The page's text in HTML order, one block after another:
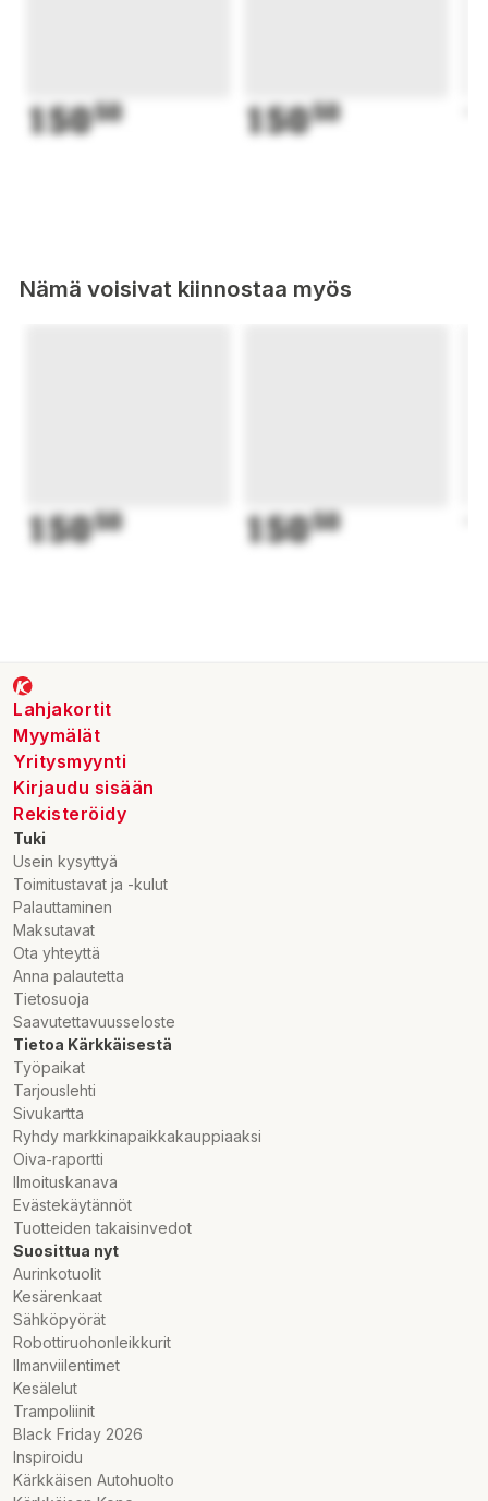
15050 15050
Nämä voisivat kiinnostaa myös
15050 15050
Lahjakortit
Myymälät
Yritysmyynti
Kirjaudu sisään
Rekisteröidy
Tuki
Usein kysyttyä
Toimitustavat ja -kulut
Palauttaminen
Maksutavat
Ota yhteyttä
Anna palautetta
Tietosuoja
Saavutettavuusseloste
Tietoa Kärkkäisestä
Työpaikat
Tarjouslehti
Sivukartta
Ryhdy markkinapaikkakauppiaaksi
Oiva-raportti
Ilmoituskanava
Evästekäytännöt
Tuotteiden takaisinvedot
Suosittua nyt
Aurinkotuolit
Kesärenkaat
Sähköpyörät
Robottiruohonleikkurit
Ilmanviilentimet
Kesälelut
Trampoliinit
Black Friday 2026
Inspiroidu
Kärkkäisen Autohuolto